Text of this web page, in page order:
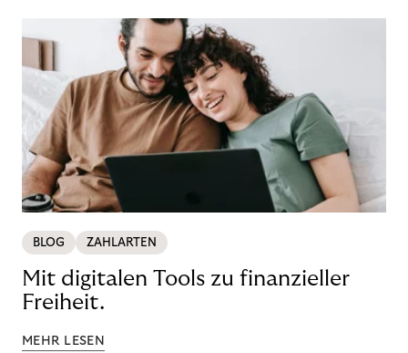
BLOG ZAHLARTEN
Mit digitalen Tools zu finanzieller
Freiheit.
MEHR LESEN